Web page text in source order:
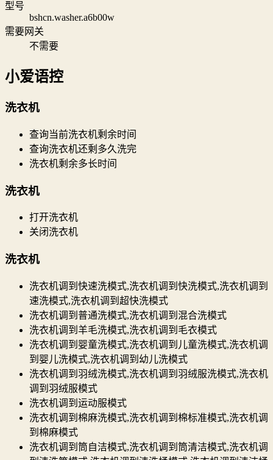
型号
bshcn.washer.a6b00w
需要网关
不需要
小爱语控
洗衣机
查询当前洗衣机剩余时间
查询洗衣机还剩多久洗完
洗衣机剩余多长时间
洗衣机
打开洗衣机
关闭洗衣机
洗衣机
洗衣机调到快速洗模式,洗衣机调到快洗模式,洗衣机调到
速洗模式,洗衣机调到超快洗模式
洗衣机调到普通洗模式,洗衣机调到混合洗模式
洗衣机调到羊毛洗模式,洗衣机调到毛衣模式
洗衣机调到婴童洗模式,洗衣机调到儿童洗模式,洗衣机调
到婴儿洗模式,洗衣机调到幼儿洗模式
洗衣机调到羽绒洗模式,洗衣机调到羽绒服洗模式,洗衣机
调到羽绒服模式
洗衣机调到运动服模式
洗衣机调到棉麻洗模式,洗衣机调到棉标准模式,洗衣机调
到棉麻模式
洗衣机调到筒自洁模式,洗衣机调到筒清洁模式,洗衣机调